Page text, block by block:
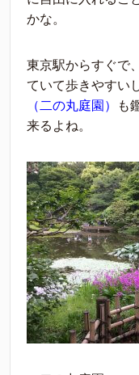
かな。
東京駅からすぐで
ていて歩きやすい
（二の丸庭園）
も
来るよね。